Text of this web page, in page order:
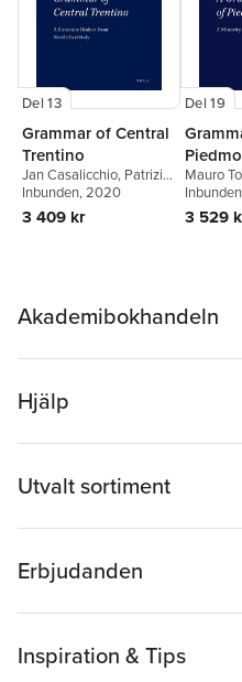
Del 13
Grammar of Central
Trentino
Jan Casalicchio, Patrizia
Cordin
Inbunden, 2020
3 409 kr
Del 19
Mauro
Miola,
Inbunden
3 529
Akademibokhandeln
Hjälp
Utvalt sortiment
Erbjudanden
Inspiration & Tips